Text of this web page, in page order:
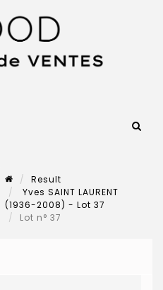
Result
Yves SAINT LAURENT
(1936-2008) - Lot 37
Lot n° 37